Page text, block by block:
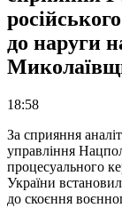
до наруги
18:58
За сприяння
управління
процесуального
України
до скоєння